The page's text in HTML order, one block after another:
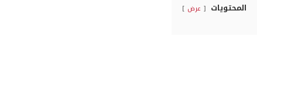
المحتويات عرض